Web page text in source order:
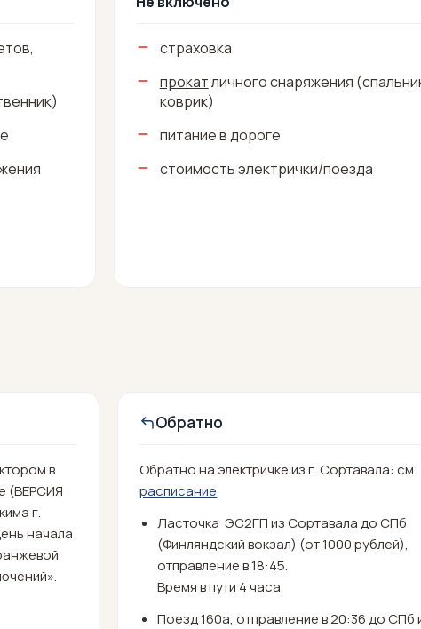
страховка
прокатличного снаряжения
коврик)
питание в дороге
стоимость электрички/поезда
в
(ВЕРСИЯ
г.
начала
Обратно
Обратно на электричке из г. Сортавала: см.
расписание
Ласточка ЭС2ГП из Сортавала до СПб
(Финляндский вокзал) (от 1000 рублей),
отправление в 18:45.
Время в пути 4 часа.
Поезд 160а, отправление в 20:36 до СПб